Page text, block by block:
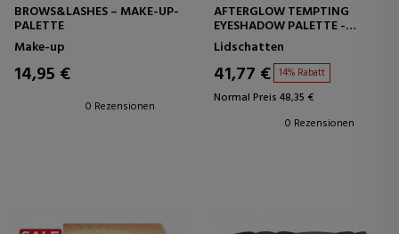
BROWS&LASHES – MAKE-UP-
PALETTE
Make-up
14,95 €
0 Rezensionen
AFTERGLOW TEMPTING
EYESHADOW PALETTE -
LIMITED EDITION
LIDSCHATTENPALETTE
Lidschatten
41,77 € 14% Rabatt
Normal Preis 48,35 €
0 Rezensionen